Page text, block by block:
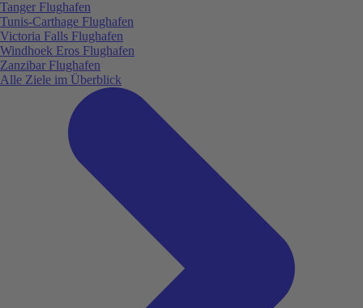
Tanger Flughafen
Tunis-Carthage Flughafen
Victoria Falls Flughafen
Windhoek Eros Flughafen
Zanzibar Flughafen
Alle Ziele im Überblick